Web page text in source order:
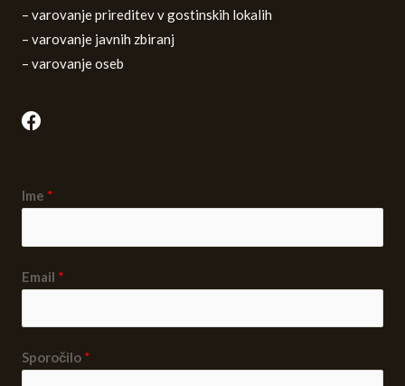
– varovanje prireditev v gostinskih lokalih
– varovanje javnih zbiranj
– varovanje oseb
Ime *
Email *
Sporočilo *